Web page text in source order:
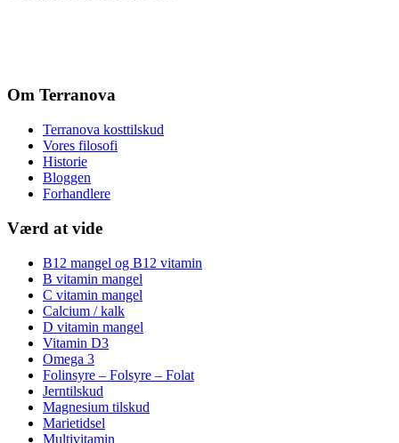
Om Terranova
Terranova kosttilskud
Vores filosofi
Historie
Bloggen
Forhandlere
Værd at vide
B12 mangel og B12 vitamin
B vitamin mangel
C vitamin mangel
Calcium / kalk
D vitamin mangel
Vitamin D3
Omega 3
Folinsyre – Folsyre – Folat
Jerntilskud
Magnesium tilskud
Marietidsel
Multivitamin